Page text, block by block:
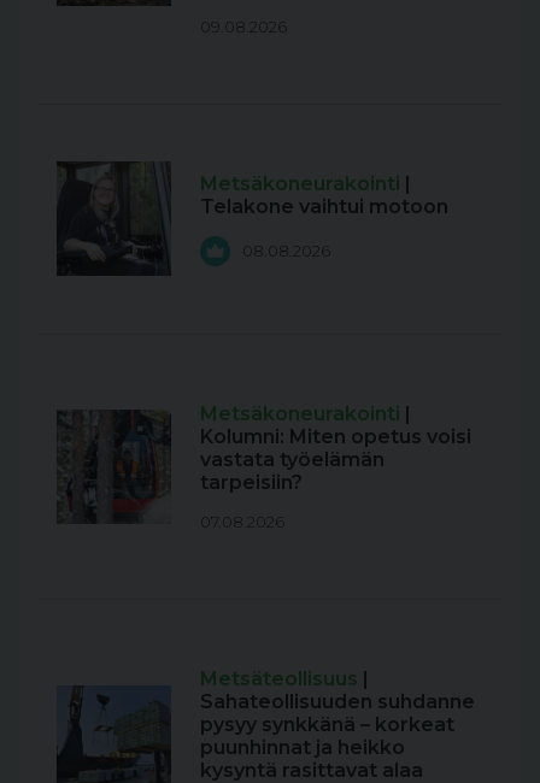
09.08.2026
Metsäkoneurakointi |
Telakone vaihtui motoon
08.08.2026
Metsäkoneurakointi |
Kolumni: Miten opetus voisi
vastata työelämän
tarpeisiin?
07.08.2026
Metsäteollisuus |
Sahateollisuuden suhdanne
pysyy synkkänä – korkeat
puunhinnat ja heikko
kysyntä rasittavat alaa